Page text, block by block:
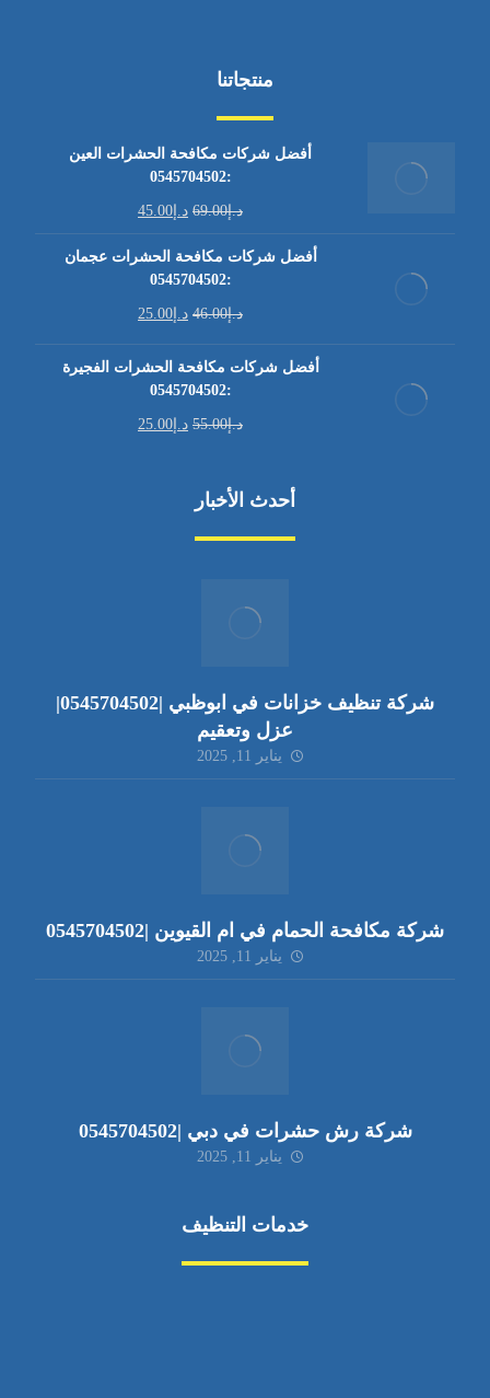
منتجاتنا
أفضل شركات مكافحة الحشرات العين
:0545704502
د.إ69.00 د.إ 45.00
أفضل شركات مكافحة الحشرات عجمان
:0545704502
د.إ46.00 د.إ 25.00
أفضل شركات مكافحة الحشرات الفجيرة
:0545704502
د.إ55.00 د.إ 25.00
أحدث الأخبار
شركة تنظيف خزانات في ابوظبي |0545704502|
عزل وتعقيم
يناير 11, 2025
شركة مكافحة الحمام في ام القيوين |0545704502
يناير 11, 2025
شركة رش حشرات في دبي |0545704502
يناير 11, 2025
خدمات التنظيف